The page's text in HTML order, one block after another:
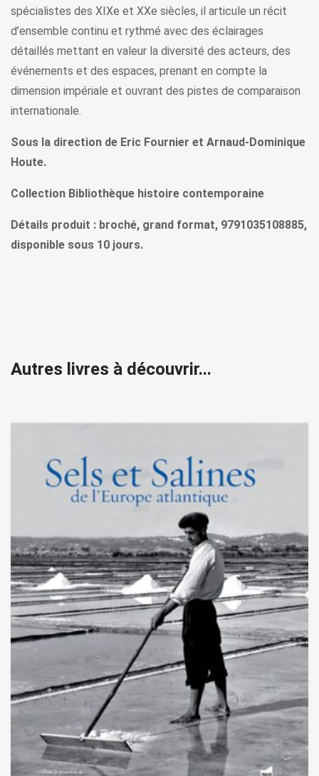
spécialistes des XIXe et XXe siècles, il articule un récit
d’ensemble continu et rythmé avec des éclairages
détaillés mettant en valeur la diversité des acteurs, des
événements et des espaces, prenant en compte la
dimension impériale et ouvrant des pistes de comparaison
internationale.
Sous la direction de Eric Fournier et Arnaud-Dominique
Houte.
Collection Bibliothèque histoire contemporaine
Détails produit : broché, grand format, 9791035108885,
disponible sous 10 jours.
Autres livres à découvrir...